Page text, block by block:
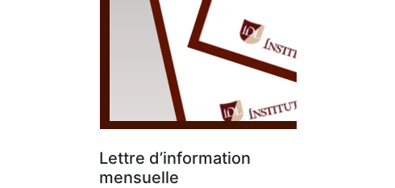
Lettre d’information
mensuelle